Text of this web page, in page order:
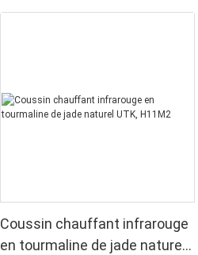
Coussin chauffant infrarouge
en tourmaline de jade naturel